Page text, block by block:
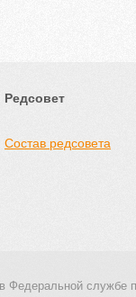
Редсовет
Состав редсовета
Федеральной службе